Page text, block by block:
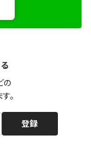
の
。
登録